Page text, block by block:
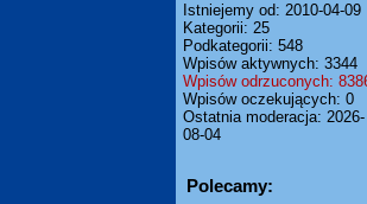
Istniejemy od: 2010-04-09
Kategorii: 25
Podkategorii: 548
Wpisów aktywnych: 3344
Wpisów odrzuconych:
Wpisów oczekujących: 0
Ostatnia moderacja: 2026-
08-04
Polecamy: